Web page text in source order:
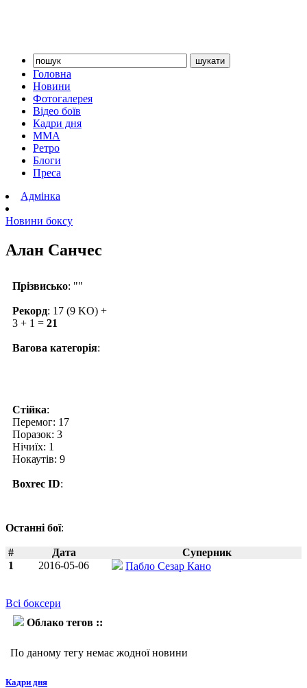
Головна
Новини
Фотогалерея
Відео боїв
Кадри дня
ММА
Ретро
Блоги
Преса
Адмінка
Новини боксу
Алан Санчес
Прізвисько: ""
Рекорд: 17 (9 KO) +
3 + 1 = 21
Вагова категорія:
Стійка:
Перемог: 17
Поразок: 3
Нічиїх: 1
Нокаутів: 9
Boxrec ID:
Останні бої:
# Дата
Суперник
1
2016-05-06 Пабло Сезар Кано
Всі боксери
Облако тегов ::
По даному тегу немає жодної новини
Кадри дня